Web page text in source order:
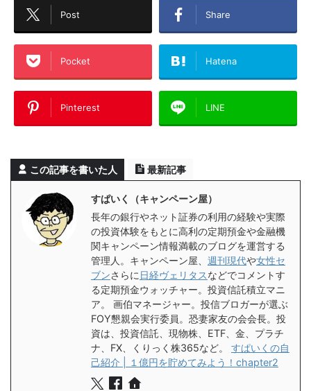
Post Share
Pocket Hatena
Pinterest LINE
この記事を書いた人 最新記事
すぱいく（キャンペーン屋）
長年の銀行やネット証券の利用の経験や実際
の投資体験をもとに高利の定期預金や金融機
関キャンペーン情報満載のブログを運営する
管理人。キャンペーン屋、 週刊現代や女性セ
ブンさらに 日経ヴェリタスなどでコメントす
る定期預金ウォッチャー。投資信託積立マニ
ア。 画伯マネージャー。投信ブロガーが選ぶ
FOY懇親会実行委員。恐妻家友の会会長。投
資は、投資信託、現物株、ETF、金、プラチ
ナ、FX、くりっく株365など。 すぱいくの自
己紹介 | １億円を貯めてみよう！chapter2